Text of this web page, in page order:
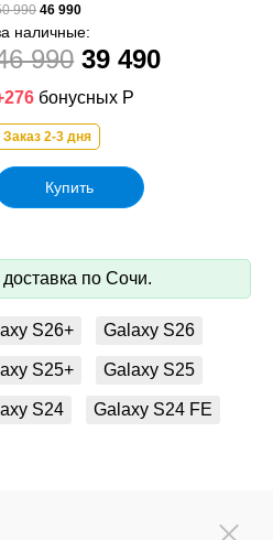
990 46 990
наличные:
990 39 490
бонусных Р
Заказ 2-3 дня
Купить
по Сочи.
S26+ Galaxy S26
S25+ Galaxy S25
S24 Galaxy S24 FE